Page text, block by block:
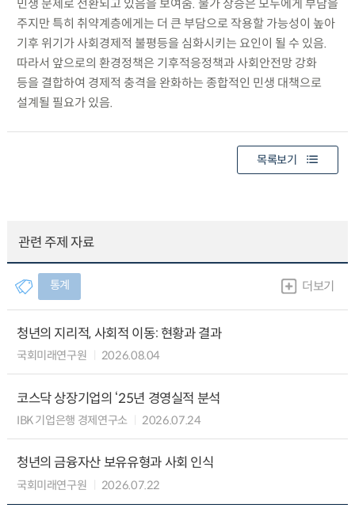
민생 문제로 전환되고 있음을 보여줌. 물가 상승은 모두에게 부담을
주지만 특히 취약계층에게는 더 큰 부담으로 작용할 가능성이 높아
기후 위기가 사회경제적 불평등을 심화시키는 요인이 될 수 있음.
따라서 앞으로의 환경정책은 기후적응정책과 사회안전망 강화
등을 결합하여 경제적 충격을 완화하는 종합적인 민생 대책으로
설계될 필요가 있음.
목록보기
관련 주제 자료
통계 더보기
청년의 지리적, 사회적 이동: 현황과 결과
국회미래연구원 2026.08.04
코스닥 상장기업의 ‘25년 경영실적 분석
IBK 기업은행 경제연구소 2026.07.24
청년의 금융자산 보유유형과 사회 인식
국회미래연구원 2026.07.22